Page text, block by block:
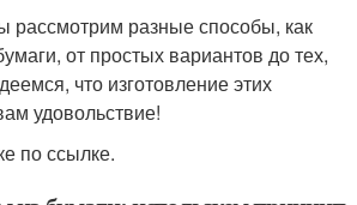
рассмотрим разные способы, как
от простых вариантов до тех,
что изготовление этих
удовольствие!
по ссылке.